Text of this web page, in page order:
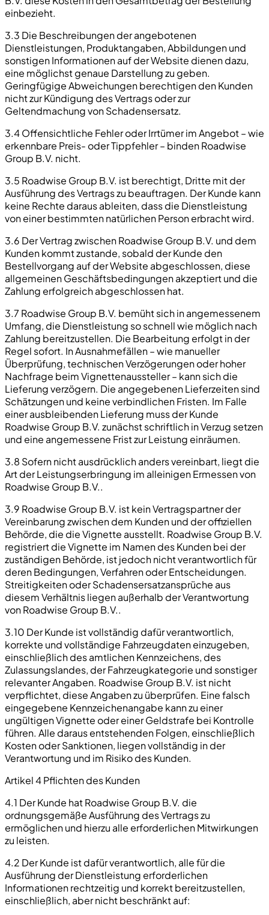
einbezieht.
3.3 Die Beschreibungen der angebotenen
Dienstleistungen, Produktangaben, Abbildungen und
sonstigen Informationen auf der Website dienen dazu,
eine möglichst genaue Darstellung zu geben.
Geringfügige Abweichungen berechtigen den Kunden
nicht zur Kündigung des Vertrags oder zur
Geltendmachung von Schadensersatz.
3.4 Offensichtliche Fehler oder Irrtümer im Angebot – wie
erkennbare Preis- oder Tippfehler – binden Roadwise
Group B.V. nicht.
3.5 Roadwise Group B.V. ist berechtigt, Dritte mit der
Ausführung des Vertrags zu beauftragen. Der Kunde kann
keine Rechte daraus ableiten, dass die Dienstleistung
von einer bestimmten natürlichen Person erbracht wird.
3.6 Der Vertrag zwischen Roadwise Group B.V. und dem
Kunden kommt zustande, sobald der Kunde den
Bestellvorgang auf der Website abgeschlossen, diese
allgemeinen Geschäftsbedingungen akzeptiert und die
Zahlung erfolgreich abgeschlossen hat.
3.7 Roadwise Group B.V. bemüht sich in angemessenem
Umfang, die Dienstleistung so schnell wie möglich nach
Zahlung bereitzustellen. Die Bearbeitung erfolgt in der
Regel sofort. In Ausnahmefällen – wie manueller
Überprüfung, technischen Verzögerungen oder hoher
Nachfrage beim Vignettenaussteller – kann sich die
Lieferung verzögern. Die angegebenen Lieferzeiten sind
Schätzungen und keine verbindlichen Fristen. Im Falle
einer ausbleibenden Lieferung muss der Kunde
Roadwise Group B.V. zunächst schriftlich in Verzug setzen
und eine angemessene Frist zur Leistung einräumen.
3.8 Sofern nicht ausdrücklich anders vereinbart, liegt die
Art der Leistungserbringung im alleinigen Ermessen von
Roadwise Group B.V..
3.9 Roadwise Group B.V. ist kein Vertragspartner der
Vereinbarung zwischen dem Kunden und der offiziellen
Behörde, die die Vignette ausstellt. Roadwise Group B.V.
registriert die Vignette im Namen des Kunden bei der
zuständigen Behörde, ist jedoch nicht verantwortlich für
deren Bedingungen, Verfahren oder Entscheidungen.
Streitigkeiten oder Schadensersatzansprüche aus
diesem Verhältnis liegen außerhalb der Verantwortung
von Roadwise Group B.V..
3.10 Der Kunde ist vollständig dafür verantwortlich,
korrekte und vollständige Fahrzeugdaten einzugeben,
einschließlich des amtlichen Kennzeichens, des
Zulassungslandes, der Fahrzeugkategorie und sonstiger
relevanter Angaben. Roadwise Group B.V. ist nicht
verpflichtet, diese Angaben zu überprüfen. Eine falsch
eingegebene Kennzeichenangabe kann zu einer
ungültigen Vignette oder einer Geldstrafe bei Kontrolle
führen. Alle daraus entstehenden Folgen, einschließlich
Kosten oder Sanktionen, liegen vollständig in der
Verantwortung und im Risiko des Kunden.
Artikel 4 Pflichten des Kunden
4.1 Der Kunde hat Roadwise Group B.V. die
ordnungsgemäße Ausführung des Vertrags zu
ermöglichen und hierzu alle erforderlichen Mitwirkungen
zu leisten.
4.2 Der Kunde ist dafür verantwortlich, alle für die
Ausführung der Dienstleistung erforderlichen
Informationen rechtzeitig und korrekt bereitzustellen,
einschließlich, aber nicht beschränkt auf: